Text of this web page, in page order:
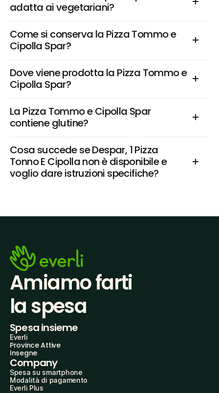
adatta ai vegetariani?
Come si conserva la Pizza Tommo e
Cipolla Spar?
Dove viene prodotta la Pizza Tommo e
Cipolla Spar?
La Pizza Tommo e Cipolla Spar
contiene glutine?
Cosa succede se Despar, 1 Pizza
Tonno E Cipolla non è disponibile e
voglio dare istruzioni specifiche?
Amiamo farti
la spesa
Spesa insieme
Everli
Province Attive
Insegne
Company
Spesa su smartphone
Modalità di pagamento
Everli Plus